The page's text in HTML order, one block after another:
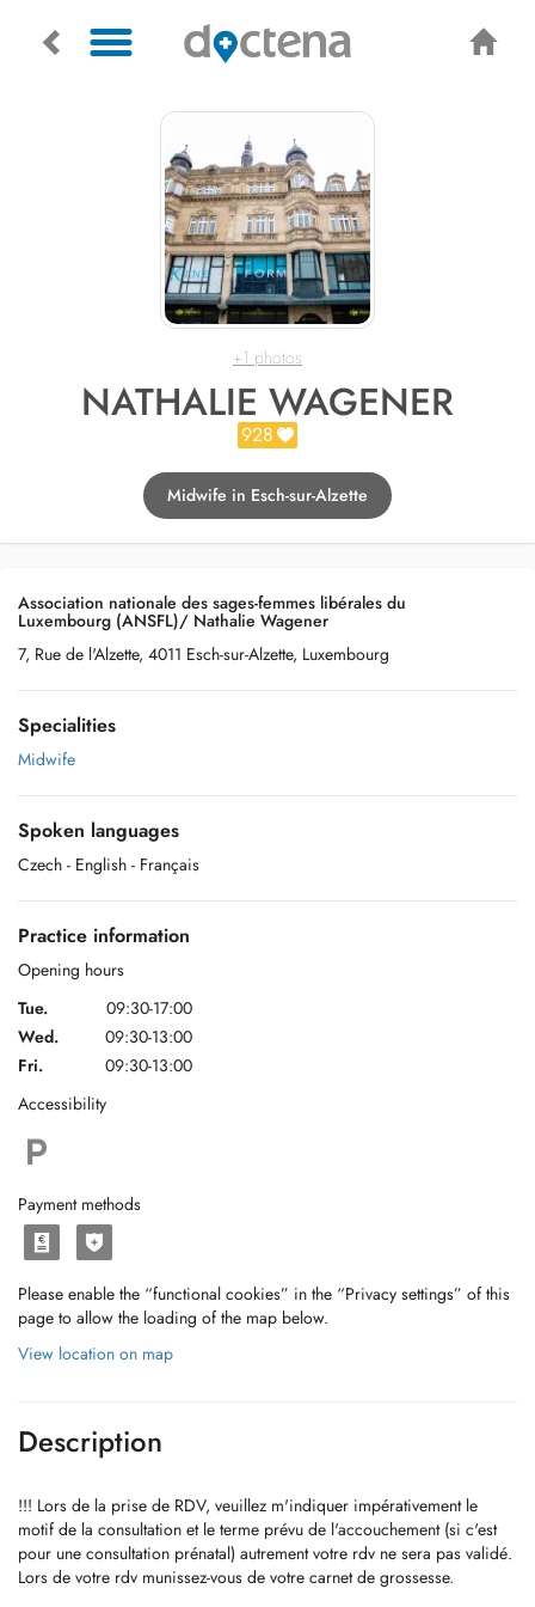
+1 photos
NATHALIE WAGENER
928
Midwife in Esch-sur-Alzette
Association nationale des sages-femmes libérales du
Luxembourg (ANSFL)/ Nathalie Wagener
7, Rue de l'Alzette, 4011 Esch-sur-Alzette, Luxembourg
Specialities
Midwife
Spoken languages
Czech - English - Français
Practice information
Opening hours
Tue.
09:30-17:00
Wed.
09:30-13:00
Fri.
09:30-13:00
Accessibility
Payment methods
Please enable the “functional cookies” in the “Privacy settings” of this
page to allow the loading of the map below.
View location on map
Description
!!! Lors de la prise de RDV, veuillez m'indiquer impérativement le
motif de la consultation et le terme prévu de l'accouchement (si c'est
pour une consultation prénatal) autrement votre rdv ne sera pas validé.
Lors de votre rdv munissez-vous de votre carnet de grossesse.